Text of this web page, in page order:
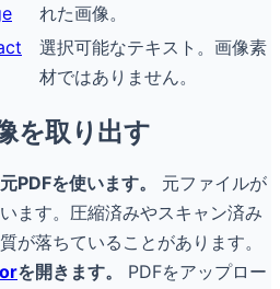
れた画像。
選択可能なテキスト。画像素
材ではありません。
を取り出す
PDFを使います。
元ファイルが
ます。圧縮済みやスキャン済み
が落ちていることがあります。
を開きます。
PDFをアップロー